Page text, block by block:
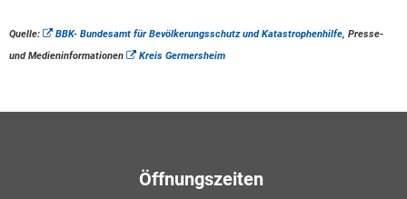
Quelle: BBK- Bundesamt für Bevölkerungsschutz und Katastrophenhilfe, Presse-
und Medieninformationen
Kreis Germersheim
Öffnungszeiten